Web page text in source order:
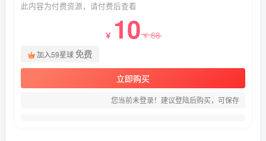
此内容为付费资源，请付费后查看
￥ 10￥88
加入59星球免费
立即购买
您当前未登录！建议登陆后购买，可保存